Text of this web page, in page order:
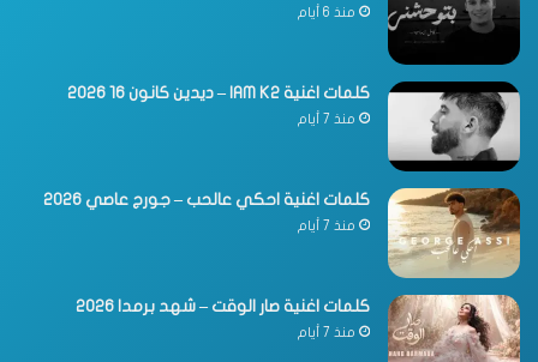
منذ 6 أيام
كلمات اغنية IAM K2 – ديدين كانون 16 2026
منذ 7 أيام
كلمات اغنية احكي عالحب – جورج عاصي 2026
منذ 7 أيام
كلمات اغنية صار الوقت – شهد برمدا 2026
منذ 7 أيام